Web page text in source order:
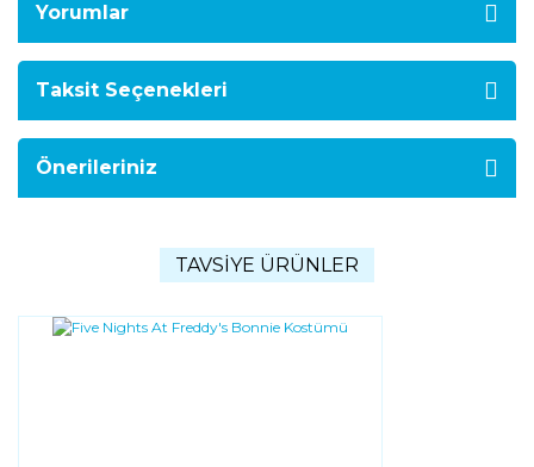
Yorumlar
Taksit Seçenekleri
Önerileriniz
TAVSİYE ÜRÜNLER